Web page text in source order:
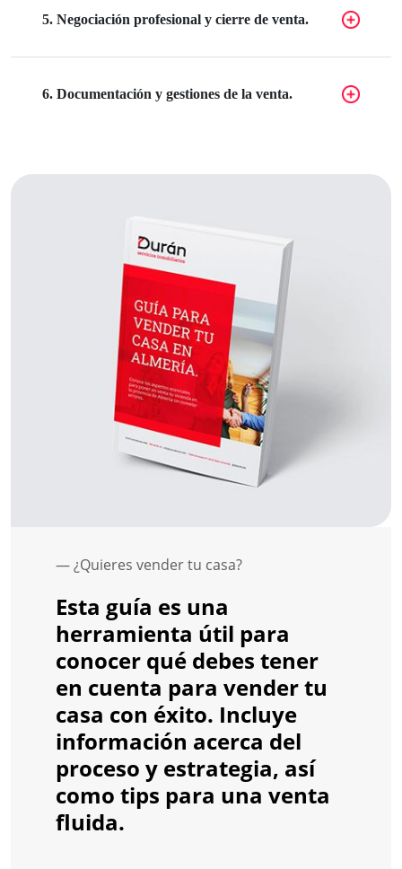
5. Negociación profesional y cierre de venta.
6. Documentación y gestiones de la venta.
— ¿Quieres vender tu casa?
Esta guía es una
herramienta útil para
conocer qué debes tener
en cuenta para vender tu
casa con éxito. Incluye
información acerca del
proceso y estrategia, así
como tips para una venta
fluida.